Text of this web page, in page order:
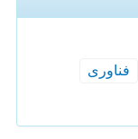
فناوری